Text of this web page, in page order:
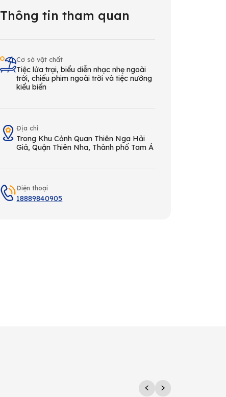
Thông tin tham quan
Cơ sở vật chất
Tiệc lửa trại, biểu diễn nhạc nhẹ ngoài
trời, chiếu phim ngoài trời và tiệc nướng
kiểu biển
Địa chỉ
Trong Khu Cảnh Quan Thiên Nga Hải
Giá, Quận Thiên Nha, Thành phố Tam Á
Điện thoại
18889840905